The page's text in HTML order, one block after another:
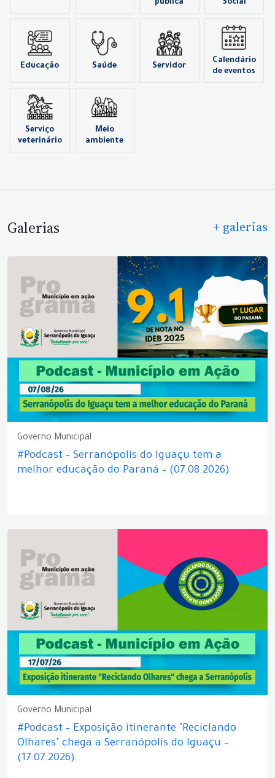
pública Social
Educação Saúde Servidor
Calendário
de eventos
Serviço
veterinário
Meio
ambiente
Galerias + galerias
Governo Municipal
#Podcast – Serranópolis do Iguaçu tem a
melhor educação do Paraná – (07.08.2026)
Governo Municipal
#Podcast – Exposição itinerante "Reciclando
Olhares" chega a Serranópolis do Iguaçu –
(17.07.2026)